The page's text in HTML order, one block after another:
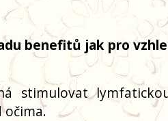
benefitů jak pro
stimulovat
očima.